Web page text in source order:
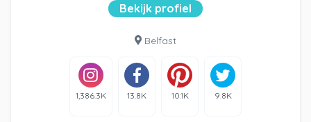
Bekijk profiel
Belfast
1,386.3K 13.8K 10.1K 9.8K